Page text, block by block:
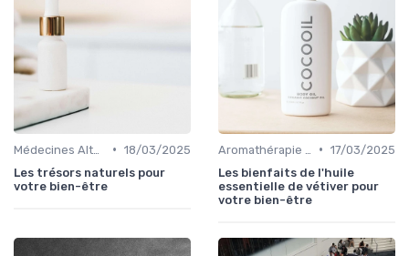
• 18/03/2025
Les trésors naturels pour
votre bien-être
• 17/03/2025
Les bienfaits de l'huile
essentielle de vétiver pour
votre bien-être